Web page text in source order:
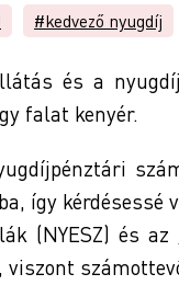
#kedvező nyugdíj
és a
falat kenyér.
így kérdésessé
(NYESZ) és az